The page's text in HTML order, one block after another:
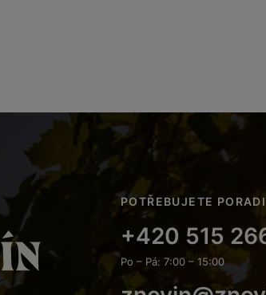
POTŘEBUJETE
+420 515
Po – Pá: 7:00 – 15:00